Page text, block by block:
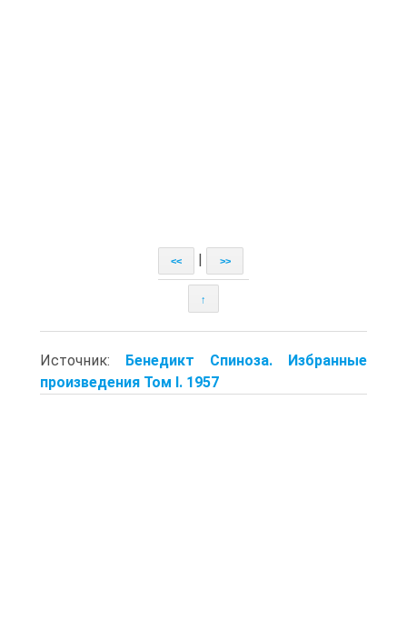
<< >>
↑
Источник: Бенедикт Спиноза. Избранные
произведения Том I. 1957